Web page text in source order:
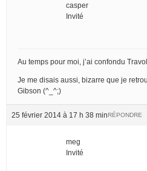
casper
Invité
Au temps pour moi, j’ai confondu
Je me disais aussi, bizarre que je
Gibson (^_^;)
25 février 2014 à 17 h 38 minRÉPONDRE
meg
Invité